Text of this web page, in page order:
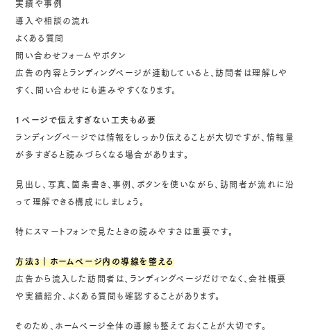
実績や事例
導入や相談の流れ
よくある質問
問い合わせフォームやボタン
広告の内容とランディングページが連動していると、訪問者は理解しや
すく、問い合わせにも進みやすくなります。
1ページで伝えすぎない工夫も必要
ランディングページでは情報をしっかり伝えることが大切ですが、情報量
が多すぎると読みづらくなる場合があります。
見出し、写真、箇条書き、事例、ボタンを使いながら、訪問者が流れに沿
って理解できる構成にしましょう。
特にスマートフォンで見たときの読みやすさは重要です。
方法3｜ホームページ内の導線を整える
広告から流入した訪問者は、ランディングページだけでなく、会社概要
や実績紹介、よくある質問も確認することがあります。
そのため、ホームページ全体の導線も整えておくことが大切です。